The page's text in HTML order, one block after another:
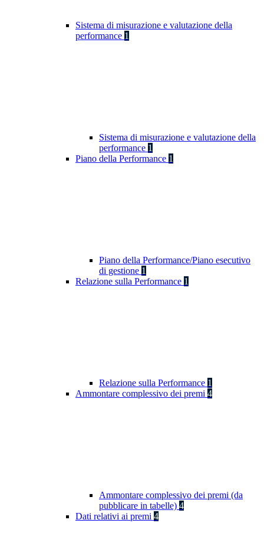
Sistema di misurazione e valutazione della
performance 1
Sistema di misurazione e valutazione della
performance 1
Piano della Performance 1
Piano della Performance/Piano esecutivo
di gestione 1
Relazione sulla Performance 1
Relazione sulla Performance 1
Ammontare complessivo dei premi 4
Ammontare complessivo dei premi (da
pubblicare in tabelle) 4
Dati relativi ai premi 4